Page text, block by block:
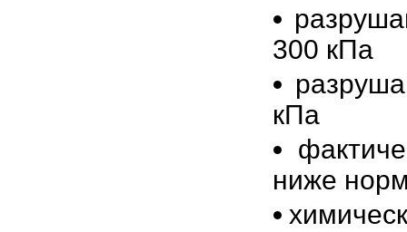
300 кПа
кПа
ниже